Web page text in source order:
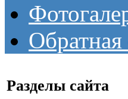
Обратная
Разделы сайта